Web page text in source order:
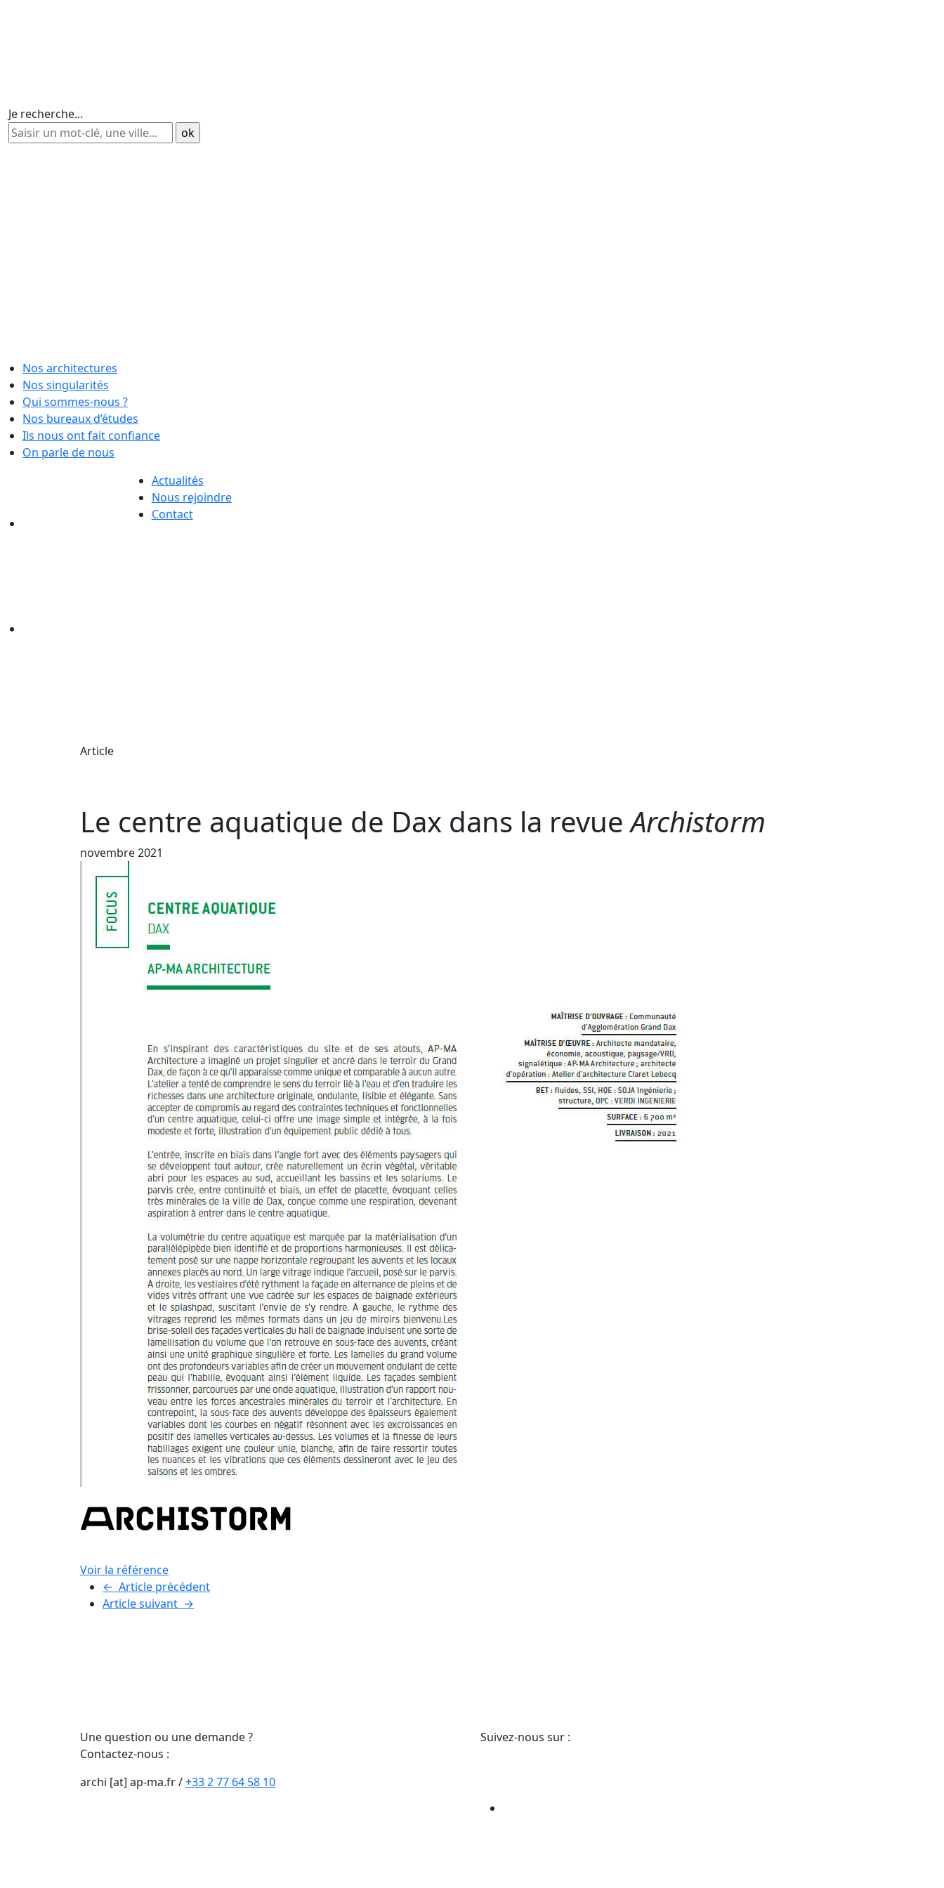
Je recherche...
Nos architectures
Nos singularités
Qui sommes-nous ?
Nos bureaux d’études
Ils nous ont fait confiance
On parle de nous
Actualités
Nous rejoindre
Contact
Article
Le centre aquatique de Dax dans la revueArchistorm
novembre 2021
Voir la référence
← Article précédent
Article suivant →
Une question ou une demande ?
Contactez-nous :
archi [at] ap-ma.fr/+33 2 77 64 58 10
Suivez-nous sur :